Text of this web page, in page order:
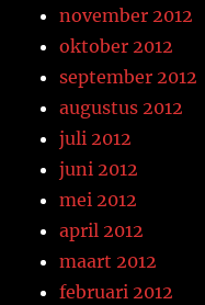
november 2012
oktober 2012
september 2012
augustus 2012
juli 2012
juni 2012
mei 2012
april 2012
maart 2012
februari 2012